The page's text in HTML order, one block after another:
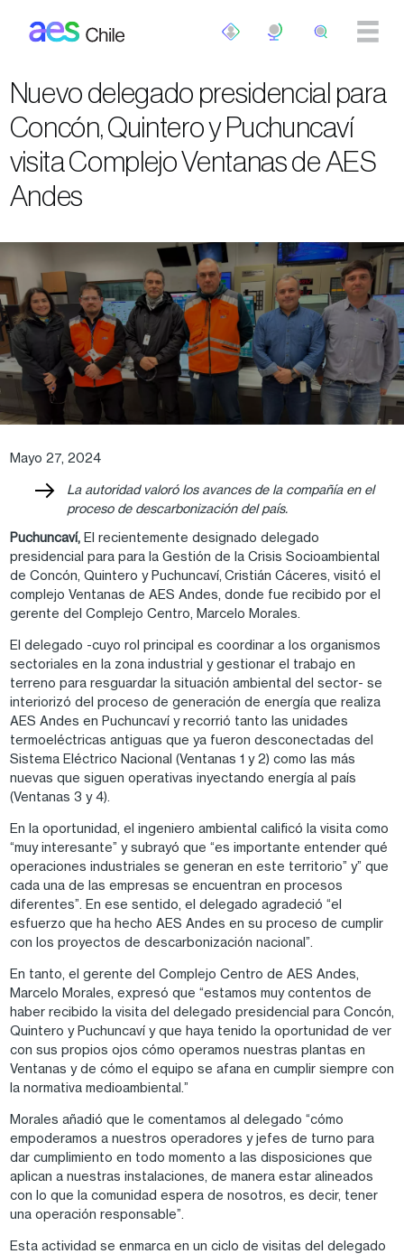
Nuevo delegado presidencial para
Concón, Quintero y Puchuncaví
visita Complejo Ventanas de AES
Andes
Mayo 27, 2024
La autoridad valoró los avances de la compañía en el
proceso de descarbonización del país.
Puchuncaví,El recientemente designado delegado
presidencial para para la Gestión de la Crisis Socioambiental
de Concón, Quintero y Puchuncaví, Cristián Cáceres, visitó el
complejo Ventanas de AES Andes, donde fue recibido por el
gerente del Complejo Centro, Marcelo Morales.
El delegado -cuyo rol principal es coordinar a los organismos
sectoriales en la zona industrial y gestionar el trabajo en
terreno para resguardar la situación ambiental del sector- se
interiorizó del proceso de generación de energía que realiza
AES Andes en Puchuncaví y recorrió tanto las unidades
termoeléctricas antiguas que ya fueron desconectadas del
Sistema Eléctrico Nacional (Ventanas 1 y 2) como las más
nuevas que siguen operativas inyectando energía al país
(Ventanas 3 y 4).
En la oportunidad, el ingeniero ambiental calificó la visita como
“muy interesante” y subrayó que “es importante entender qué
operaciones industriales se generan en este territorio” y” que
cada una de las empresas se encuentran en procesos
diferentes”. En ese sentido, el delegado agradeció “el
esfuerzo que ha hecho AES Andes en su proceso de cumplir
con los proyectos de descarbonización nacional”.
En tanto, el gerente del Complejo Centro de AES Andes,
Marcelo Morales, expresó que “estamos muy contentos de
haber recibido la visita del delegado presidencial para Concón,
Quintero y Puchuncaví y que haya tenido la oportunidad de ver
con sus propios ojos cómo operamos nuestras plantas en
Ventanas y de cómo el equipo se afana en cumplir siempre con
la normativa medioambiental.”
Morales añadió que le comentamos al delegado “cómo
empoderamos a nuestros operadores y jefes de turno para
dar cumplimiento en todo momento a las disposiciones que
aplican a nuestras instalaciones, de manera estar alineados
con lo que la comunidad espera de nosotros, es decir, tener
una operación responsable”.
Esta actividad se enmarca en un ciclo de visitas del delegado